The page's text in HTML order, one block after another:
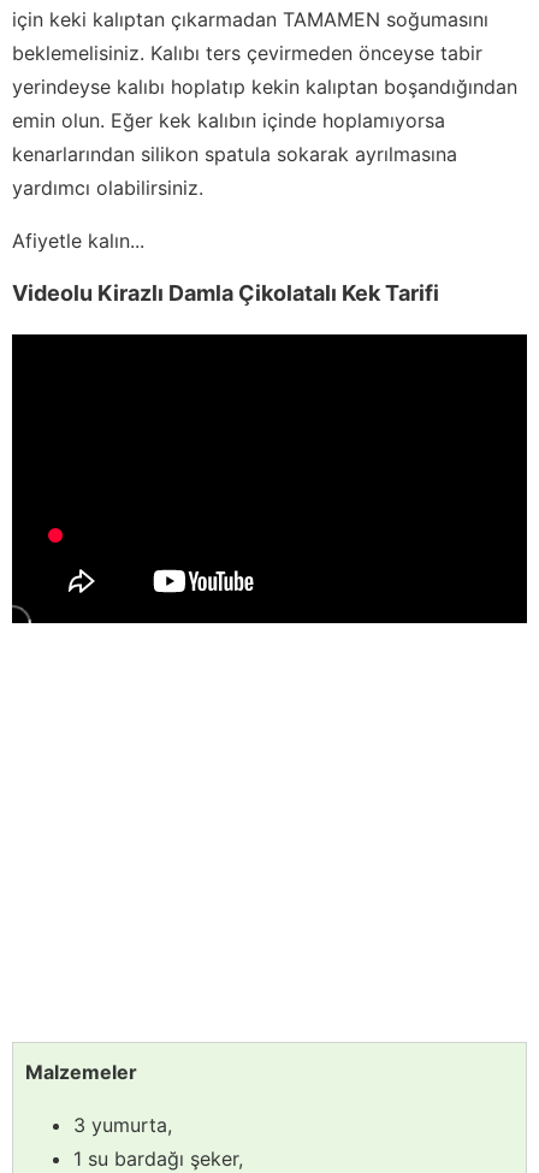
için keki kalıptan çıkarmadan TAMAMEN soğumasını
beklemelisiniz. Kalıbı ters çevirmeden önceyse tabir
yerindeyse kalıbı hoplatıp kekin kalıptan boşandığından
emin olun. Eğer kek kalıbın içinde hoplamıyorsa
kenarlarından silikon spatula sokarak ayrılmasına
yardımcı olabilirsiniz.
Afiyetle kalın...
Videolu Kirazlı Damla Çikolatalı Kek Tarifi
Malzemeler
3 yumurta,
1 su bardağı şeker,